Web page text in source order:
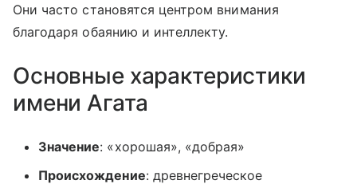
Они часто становятся центром внимания
благодаря обаянию и интеллекту.
Основные характеристики
имени Агата
Значение: «хорошая», «добрая»
Происхождение: древнегреческое